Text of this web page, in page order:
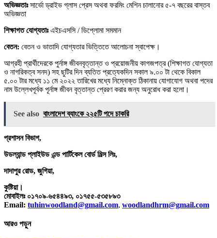
অভিজ্ঞতাঃসার্ভো ড্রাইভ গ্লাস প্রেস অথবা ফরমিং মেশিন চালানোর ৫-৭ বছরের বাস্তব
অভিজ্ঞতা
শিক্ষাগত যোগ্যতাঃএইচএসসি / ডিপ্লোমা সমমান
বেতন: বেতন ও ভাতাদি যোগ্যতার ভিত্তিতে আলোচনা স্বাপেক্ষ।
আগ্রহী প্রার্থীদেরকে পুর্নাঙ্গ জীবনবৃত্তান্ত ও প্রয়োজনীয় কাগজপত্র (শিক্ষাগত যোগ্যতা
ও নাগরিকত্ব সনদ) সহ ছুটির দিন ব্যতিত প্রত্যেকদিন সকাল ৯.০০ টা থেকে বিকাল
৫.০০ টার মধ্যে ১১ মে ২০২২ তারিখের মধ্যে নিম্নোক্ত ঠিকানায় যোগাযোগ অথবা পদের
নাম উল্লেখপূর্বক পূর্নাঙ্গ জীবন বৃত্তান্ত প্রেরণ করার জন্য অনুরোধ করা হলো।
See also বাংলাদেশ ব্যাংকে ২২৫টি পদে চাকরি
প্রশাসন বিভাগ,
উডল্যান্ড প্লাইউড এন্ড পার্টিকেল বোর্ড মিল্স লিঃ,
দাদাপুর রোড, জুগিয়া,
কুষ্টিয়া।
মোবাইলঃ ০১৭০৯-৬৫৪৪৯৩, ০১৭৫৫-৫৩৫৮৯৩
Email: tuhinwoodland@gmail.com, woodlandhrm@gmail.com
আরও পড়ুন